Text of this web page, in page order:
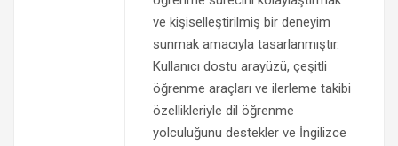
ve kişiselleştirilmiş bir deneyim
sunmak amacıyla tasarlanmıştır.
Kullanıcı dostu arayüzü, çeşitli
öğrenme araçları ve ilerleme takibi
özellikleriyle dil öğrenme
yolculuğunu destekler ve İngilizce